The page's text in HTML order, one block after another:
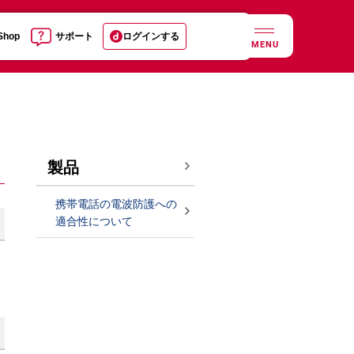
サポート ログインする
MENU
製品
携帯電話の電波防護への
適合性について